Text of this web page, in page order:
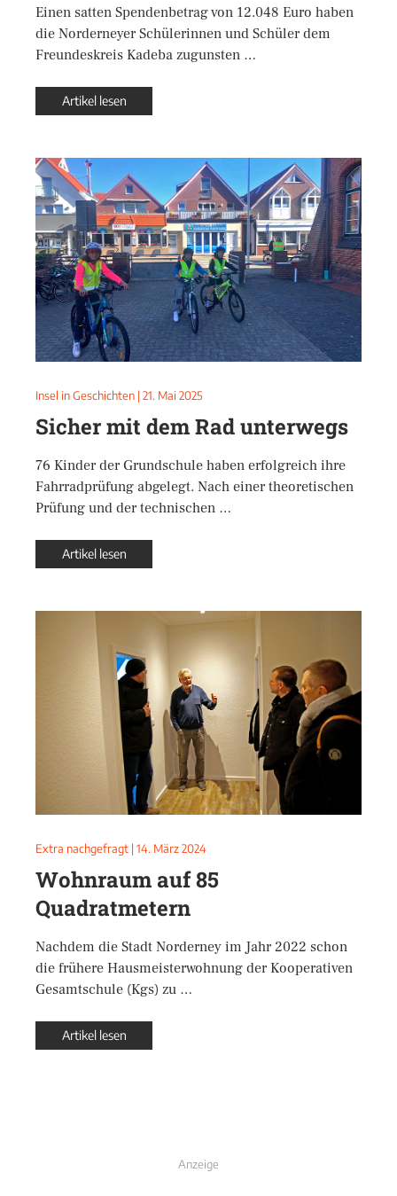
Einen satten Spendenbetrag von 12.048 Euro haben
die Norderneyer Schülerinnen und Schüler dem
Freundeskreis Kadeba zugunsten …
Artikel lesen
Insel in Geschichten | 21. Mai 2025
Sicher mit dem Rad unterwegs
76 Kinder der Grundschule haben erfolgreich ihre
Fahrradprüfung abgelegt. Nach einer theoretischen
Prüfung und der technischen …
Artikel lesen
Extra nachgefragt | 14. März 2024
Wohnraum auf 85
Quadratmetern
Nachdem die Stadt Norderney im Jahr 2022 schon
die frühere Hausmeisterwohnung der Kooperativen
Gesamtschule (Kgs) zu …
Artikel lesen
Anzeige